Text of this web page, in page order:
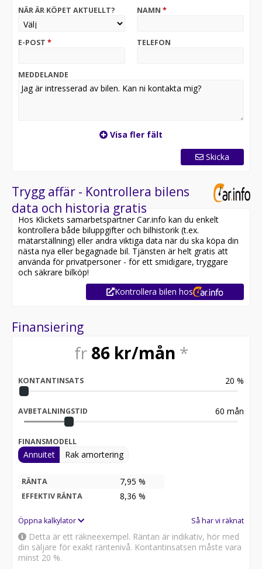
övriga bilrelaterade kostnader samlas på en tydlig
månadsfaktura, vilket förenklar både budgetering och
Serviceavtal med Volvo Originalservice ingår i
månadskostnaden. Du bokar service enligt bilens
? Trygg försäkring med Volvia
Bilen är helförsäkrad via Volvia, med smidig
Reparation sker alltid med Volvo Originaldelar, för
högsta säkerhet och bibehållet värde.
? Smidig betalning med CarPay
CarPay-kort ingår kostnadsfritt och ger extra
drivmedelsrabatt. Kortet gäller på Tanka och OKQ8 och
gör att alla bilkostnader hålls samlade – perfekt för dig
som vill ha full överblick.
Vi hjälper dig att skräddarsy Business Lease efter ditt
En kontakt, ett upplägg, full kontroll.
*Business Lease 36 månader, 1?500 mil/år, inkl.
serviceavtal, 20?% förstaförhöjd hyra och garanterat
restvärde. Priser baserade på medlemskap i
Företagarna eller ramavtal med motsvarande villkor.
Försäkring tillkommer. Månadskostnad exkl. moms.
NÄR ÄR KÖPET AKTUELLT? NAMN *
E-POST * TELEFON
MEDDELANDE
Visa fler fält
Skicka
Trygg affär - Kontrollera bilens
data och historia gratis
Hos Klickets samarbetspartner Car.info kan du enkelt
kontrollera både biluppgifter och bilhistorik (t.ex.
mätarställning) eller andra viktiga data när du ska köpa din
nästa nya eller begagnade bil. Tjänsten är helt gratis att
använda för privatpersoner - för ett smidigare, tryggare
och säkrare bilköp!
Kontrollera bilen hos
Finansiering
fr 86kr/mån *
KONTANTINSATS 20 %
AVBETALNINGSTID 60 mån
FINANSMODELL
Annuitet Rak amortering
RÄNTA 7,95 %
EFFEKTIV RÄNTA 8,36 %
Öppna kalkylator Så har vi räknat
Detta är ett räkneexempel. Räntan är indikativ, hör med
din säljare för exakt räntenivå. Kontantinsatsen måste vara
minst 20 %.